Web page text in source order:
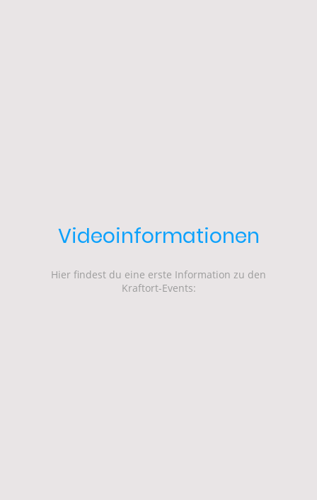
Videoinformationen
Hier findest du eine erste Information zu den
Kraftort-Events: